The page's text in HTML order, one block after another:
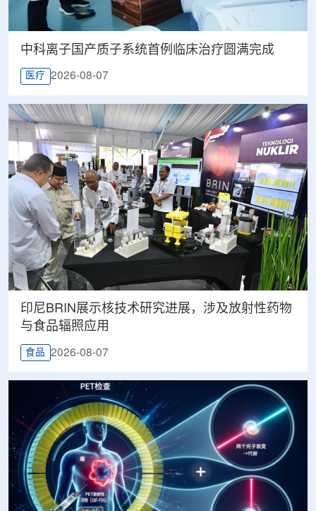
中科离子国产质子系统首例临床治疗圆满完成
医疗 2026-08-07
印尼BRIN展示核技术研究进展，涉及放射性药物
与食品辐照应用
食品 2026-08-07